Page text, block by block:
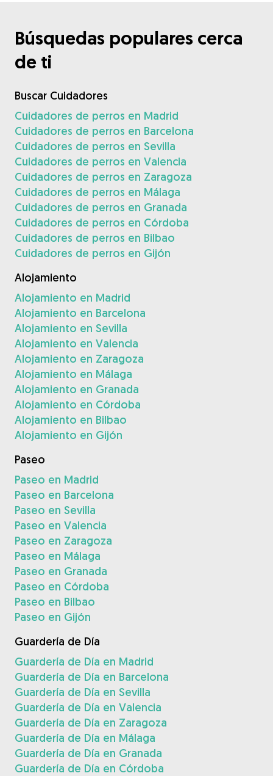
Búsquedas populares cerca
de ti
Buscar Cuidadores
Cuidadores de perros en Madrid
Cuidadores de perros en Barcelona
Cuidadores de perros en Sevilla
Cuidadores de perros en Valencia
Cuidadores de perros en Zaragoza
Cuidadores de perros en Málaga
Cuidadores de perros en Granada
Cuidadores de perros en Córdoba
Cuidadores de perros en Bilbao
Cuidadores de perros en Gijón
Alojamiento
Alojamiento en Madrid
Alojamiento en Barcelona
Alojamiento en Sevilla
Alojamiento en Valencia
Alojamiento en Zaragoza
Alojamiento en Málaga
Alojamiento en Granada
Alojamiento en Córdoba
Alojamiento en Bilbao
Alojamiento en Gijón
Paseo
Paseo en Madrid
Paseo en Barcelona
Paseo en Sevilla
Paseo en Valencia
Paseo en Zaragoza
Paseo en Málaga
Paseo en Granada
Paseo en Córdoba
Paseo en Bilbao
Paseo en Gijón
Guardería de Día
Guardería de Día en Madrid
Guardería de Día en Barcelona
Guardería de Día en Sevilla
Guardería de Día en Valencia
Guardería de Día en Zaragoza
Guardería de Día en Málaga
Guardería de Día en Granada
Guardería de Día en Córdoba